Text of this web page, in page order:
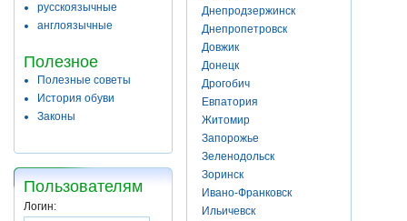
русскоязычные
англоязычные
Полезное
Полезные советы
История обуви
Законы
Пользователям
Логин:
Днепродзержинск
Днепропетровск
Довжик
Донецк
Дрогобич
Евпатория
Житомир
Запорожье
Зеленодольск
Зоринск
Ивано-Франковск
Ильичевск